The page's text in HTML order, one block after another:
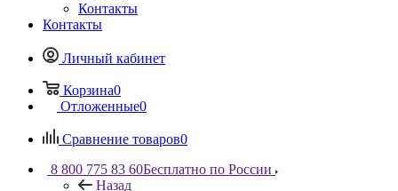
Контакты
Контакты
Личный кабинет
Корзина0
Отложенные0
Сравнение товаров0
8 800 775 83 60Бесплатно по России
Назад